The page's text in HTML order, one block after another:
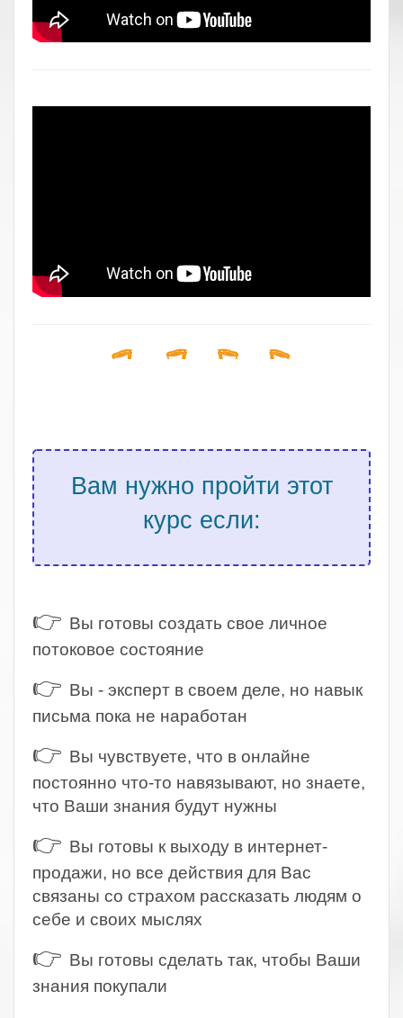
Вам нужно пройти этот
курс если:
👉 Вы готовы создать свое личное
потоковое состояние
👉 Вы - эксперт в своем деле, но навык
письма пока не наработан
👉 Вы чувствуете, что в онлайне
постоянно что-то навязывают, но знаете,
что Ваши знания будут нужны
👉 Вы готовы к выходу в интернет-
продажи, но все действия для Вас
связаны со страхом рассказать людям о
себе и своих мыслях
👉 Вы готовы сделать так, чтобы Ваши
знания покупали